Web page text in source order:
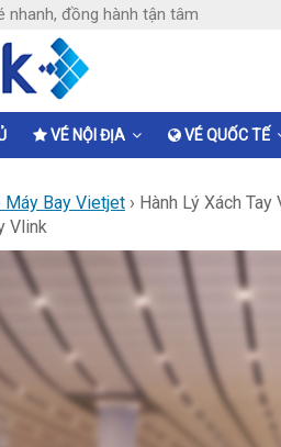
nhanh, đồng hành tận tâm
VÉ NỘI ĐỊA VÉ QUỐC TẾ
Máy Bay Vietjet › Hành Lý Xách
Vlink